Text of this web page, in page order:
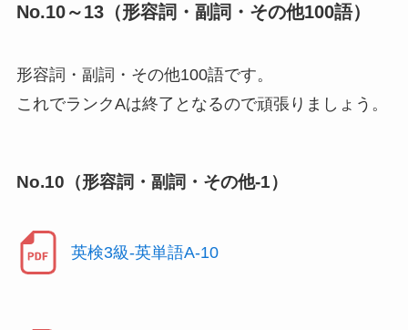
No.10～13（形容詞・副詞・その他100語）
形容詞・副詞・その他100語です。
これでランクAは終了となるので頑張りましょう。
No.10（形容詞・副詞・その他-1）
英検3級-英単語A-10